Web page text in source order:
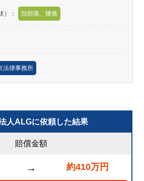
）： 頚部痛、腰痛
法律事務所
人ALGに依頼した結果
賠償金額
→ 約410万円